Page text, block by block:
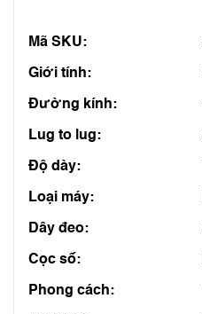
Mã SKU:
Giới tính:
Đường kính:
Lug to lug:
Độ dày:
Loại máy:
Dây đeo:
Cọc số:
Phong cách: